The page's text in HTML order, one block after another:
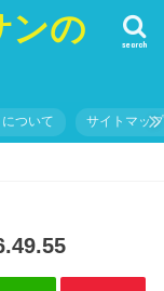
ンの
search
について サイトマップ